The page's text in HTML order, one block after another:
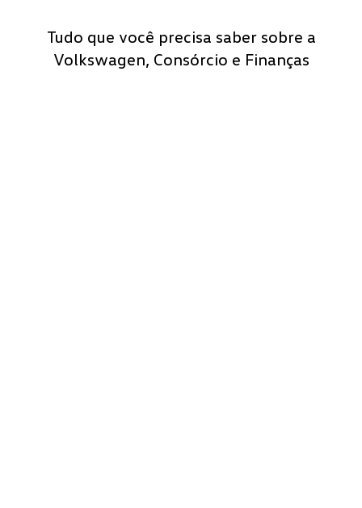
Tudo que você precisa saber sobre a
Volkswagen, Consórcio e Finanças